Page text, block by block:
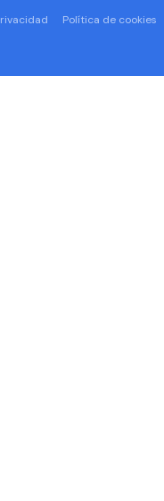
Política de cookies